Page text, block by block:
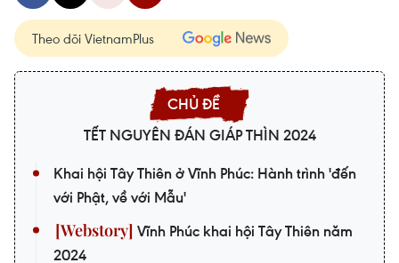
Theo dõi VietnamPlus
TẾT NGUYÊN ĐÁN GIÁP THÌN 2024
Khai hội Tây Thiên ở Vĩnh Phúc: Hành trình 'đến
với Phật, về với Mẫu'
Vĩnh Phúc khai hội Tây Thiên năm
2024